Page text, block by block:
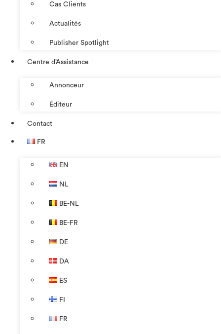
Cas Clients
Actualités
Publisher Spotlight
Centre d’Assistance
Annonceur
Éditeur
Contact
FR
EN
NL
BE-NL
BE-FR
DE
DA
ES
FI
FR